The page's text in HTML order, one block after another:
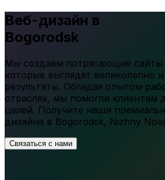
Веб-дизайн в
Bogorodsk
Мы создаем потрясающие
которые выглядят великолепно
результаты. Обладая опытом
отраслях, мы помогли клиентам
целей. Получите наши
дизайна в Bogorodsk, Nizhny
Связаться с нами